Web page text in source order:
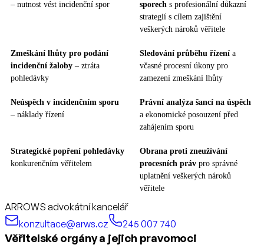
– nutnost vést incidenční spor
sporech s profesionální důkazní
strategií s cílem zajištění
veškerých nároků věřitele
Zmeškání lhůty pro podání
incidenční žaloby – ztráta
pohledávky
Sledování průběhu řízení a
včasné procesní úkony pro
zamezení zmeškání lhůty
Neúspěch v incidenčním sporu
– náklady řízení
Právní analýza šancí na úspěch
a ekonomické posouzení před
zahájením sporu
Strategické popření pohledávky
konkurenčním věřitelem
Obrana proti zneužívání
procesních práv pro správné
uplatnění veškerých nároků
věřitele
ARROWS advokátní kancelář
konzultace@arws.cz
245 007 740
Věřitelské orgány a jejich pravomoci